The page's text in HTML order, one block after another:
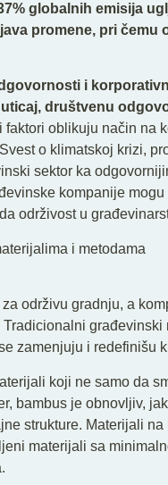
globalnih emisija
promene, pri čemu
i
društvenu
faktori oblikuju način na
o klimatskoj krizi,
sektor ka
kompanije
održivost u
i metodama
održivu gradnju, a
zamenjuju i redefinišu
koji ne samo da
bambus je obnovljiv,
strukture. Materijali
materijali sa